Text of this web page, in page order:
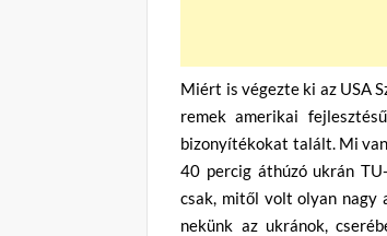
Miért is végezte ki az USA
remek amerikai
bizonyítékokat talált. Mi
40 percig áthúzó ukrán
csak, mitől volt olyan nagy
nekünk az ukránok,